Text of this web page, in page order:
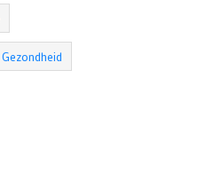
Gezondheid